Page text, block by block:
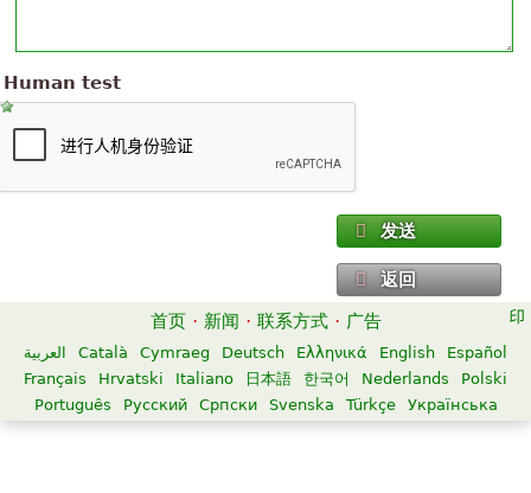
Human test
发送
返回
首页 · 新闻 · 联系方式 · 广告
العربية Català Cymraeg Deutsch Ελληνικά English
Español
Français
Hrvatski Italiano 日本語 한국어 Nederlands
Polski
Português
Русский Српски Svenska Türkçe Українська